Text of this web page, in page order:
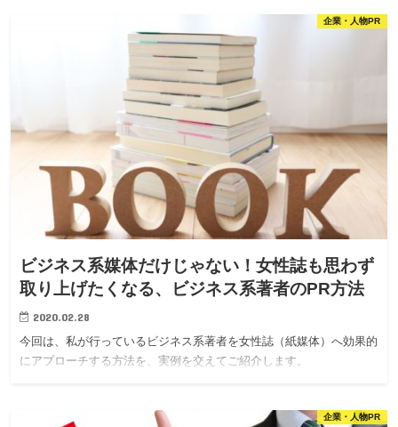
企業・人物PR
ビジネス系媒体だけじゃない！女性誌も思わず
取り上げたくなる、ビジネス系著者のPR方法
2020.02.28
今回は、私が行っているビジネス系著者を女性誌（紙媒体）へ効果的
にアプローチする方法を、実例を交えてご紹介します。
企業・人物PR